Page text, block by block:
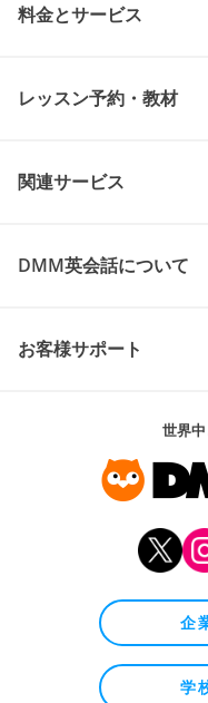
料金とサービス
レッスン予約・教材
関連サービス
DMM英会話について
お客様サポート
世界
企
学